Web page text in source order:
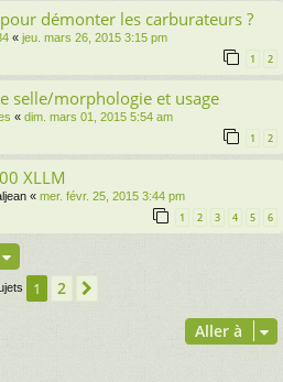
démonter les carburateurs ?
« jeu. mars 26, 2015 3:15 pm
1 2
selle/morphologie et usage
« dim. mars 01, 2015 5:54 am
1 2
XLLM
« mer. févr. 25, 2015 3:44 pm
1 2 3 4 5 6
1 2
Aller à